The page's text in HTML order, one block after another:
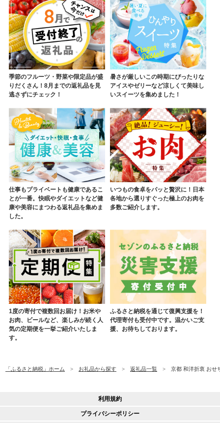
季節のフルーツ・野菜や限定品が盛
りだくさん！8月までの返礼品を見
逃さずにチェック！
暑さが厳しいこの時期にぴったりな
アイスやゼリーなど涼しくて美味し
いスイーツを集めました！
仕事もプライベートも健康であるこ
とが一番。快眠やダイエットなど健
康や美容にまつわる返礼品を集めま
した。
いつもの食卓をパッと贅沢に！日本
各地から選りすぐった極上のお肉を
多数ご紹介します。
1度の寄付で複数回お届け！お米や
お肉、ビールなど、楽しみが続く人
気の定期便を一挙ご紹介いたしま
す。
ふるさと納税を通じて復興支援を！
代理寄付も受付中です。温かいご支
援、お待ちしております。
「ふるさと納税」ホーム お礼品から探す 返礼品一覧 京都 和洋折衷 おせ
利用規約
プライバシーポリシー